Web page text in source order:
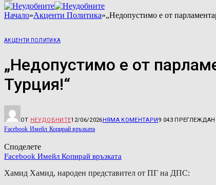
Начало»Акценти Политика»„Недопустимо е от
АКЦЕНТИ ПОЛИТИКА
„Недопустимо е от
Турция!“
ОТ НЕУДОБНИТЕ12/06/2026НЯМА КОМЕНТАРИ9 043
Facebook Имейл Копирай връзката
Споделете
Facebook Имейл Копирай връзката
Хамид Хамид, народен представител от ПГ на ДПС: